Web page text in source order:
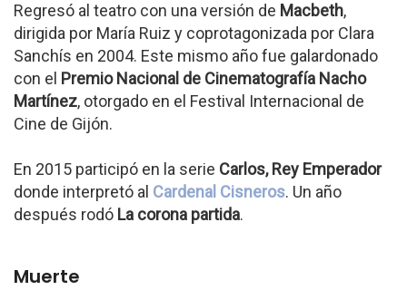
Regresó al teatro con una versión de Macbeth,
dirigida por María Ruiz y coprotagonizada por Clara
Sanchís en 2004. Este mismo año fue galardonado
con el Premio Nacional de Cinematografía Nacho
Martínez, otorgado en el Festival Internacional de
Cine de Gijón.
En 2015 participó en la serie Carlos, Rey Emperador
donde interpretó al Cardenal Cisneros. Un año
después rodó La corona partida.
Muerte